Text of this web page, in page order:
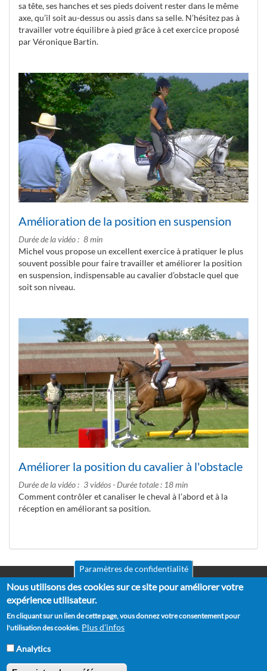
sa tête, ses hanches et ses pieds doivent rester dans le même
axe, qu’il soit au-dessus ou assis dans sa selle. N’hésitez pas à
travailler votre équilibre à pied grâce à cet exercice proposé
par Véronique Bartin.
Amélioration de la position en suspension
Durée de la vidéo
8 min
Michel vous propose un excellent exercice à pratiquer le plus
souvent possible pour faire travailler et améliorer la position
en suspension, indispensable au cavalier d’obstacle quel que
soit son niveau.
Améliorer la position du cavalier à l'obstacle
Durée de la vidéo
3 vidéos - Durée totale : 18 min
Comment contrôler et canaliser le cheval à l’abord et à la
réception en améliorant sa position.
Pied
de
page
Mentions légales
CGV
Politique de confidentialité
Politique de cookies
Paramètres de confidentialité
Nous utilisons des cookies sur ce site pour améliorer votre
expérience utilisateur.
En cliquant sur un lien de cette page, vous donnez votre consentement pour
l'utilisation des cookies. Plus d'infos
Analytics